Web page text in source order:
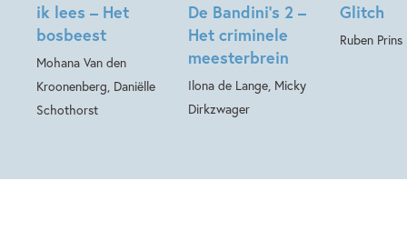
ik lees – Het
bosbeest
Mohana Van den
Kroonenberg, Daniëlle
Schothorst
De Bandini’s 2 –
Het criminele
meesterbrein
Ilona de Lange, Micky
Dirkzwager
Glitch
Ruben Prins